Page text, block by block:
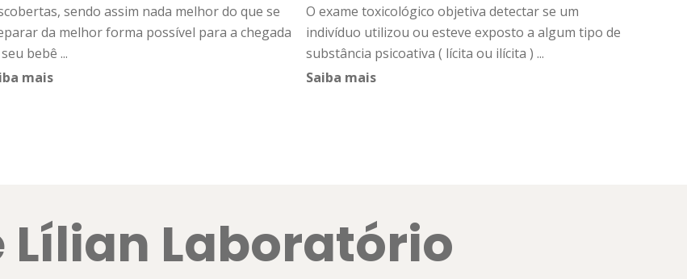
sendo assim nada melhor do que se
da melhor forma possível para a chegada
bebê ...
mais
O exame toxicológico objetiva detectar se um
indivíduo utilizou ou esteve exposto a algum tipo de
substância psicoativa ( lícita ou ilícita ) ...
Saiba mais
Lílian Laboratório